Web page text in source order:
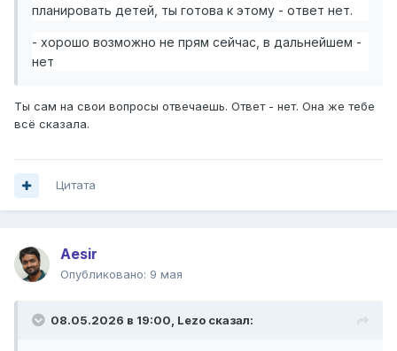
планировать детей, ты готова к этому - ответ нет.
- хорошо возможно не прям сейчас, в дальнейшем -
нет
Ты сам на свои вопросы отвечаешь. Ответ - нет. Она же тебе
всё сказала.
Цитата
Aesir
Опубликовано: 9 мая
08.05.2026 в 19:00, Lezo сказал: